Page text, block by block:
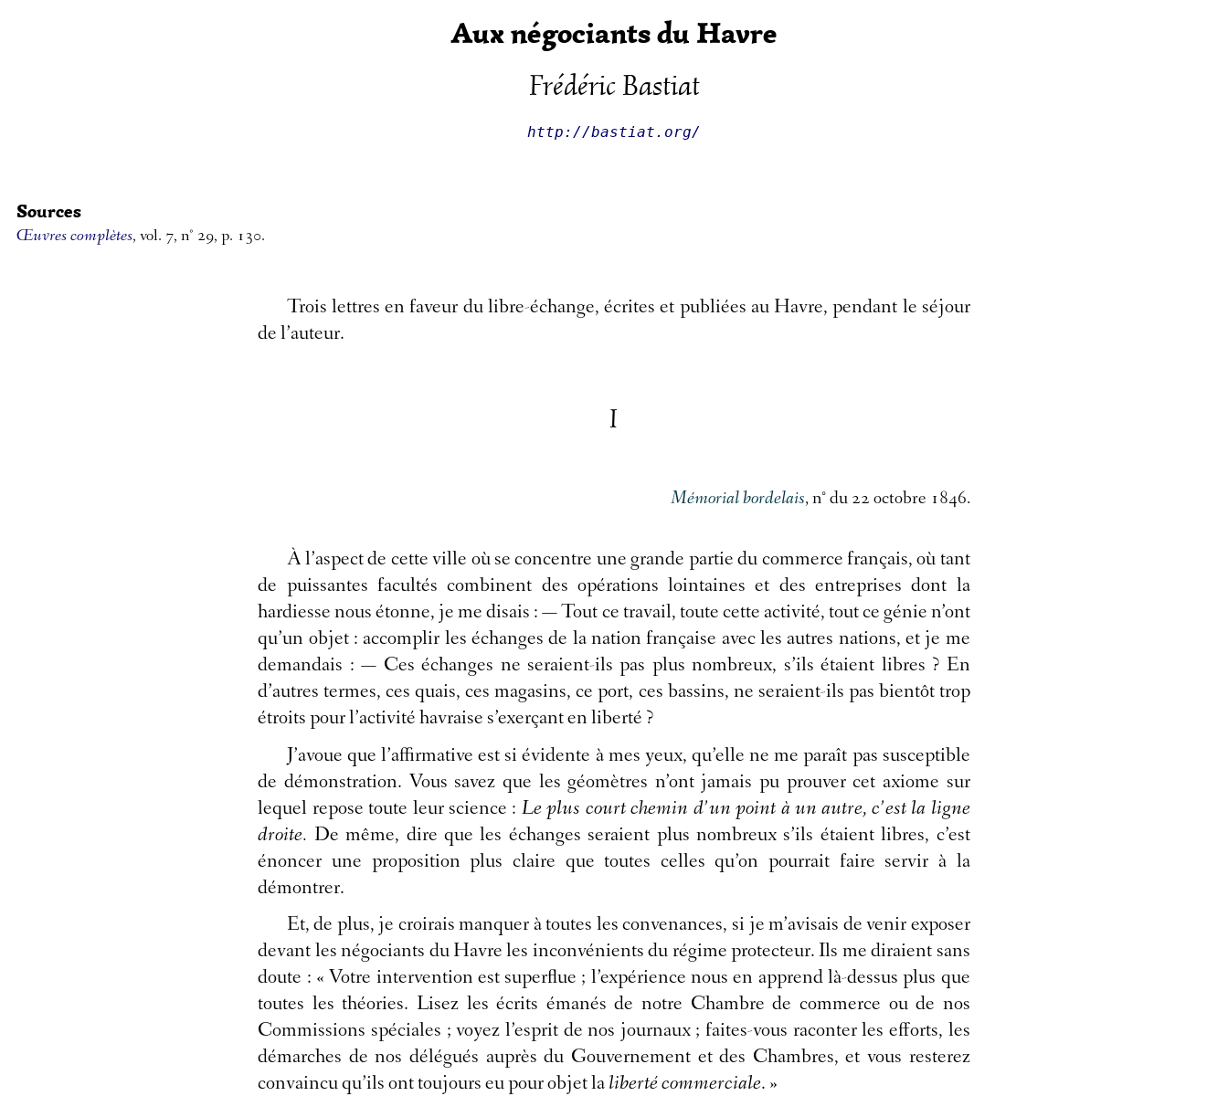
Aux négociants du Havre
Frédéric Bastiat
http://bastiat.org/
Sources
Œuvres complètes, vol. 7, n° 29, p. 130.
Trois lettres en faveur du libre-échange, écrites et publiées au Havre, pendant le séjour
de l’auteur.
I
Mémorial bordelais, n° du 22 octobre 1846.
À l’aspect de cette ville où se concentre une grande partie du commerce français, où tant
de puissantes facultés combinent des opérations lointaines et des entreprises dont la
hardiesse nous étonne, je me disais : — Tout ce travail, toute cette activité, tout ce génie n’ont
qu’un objet : accomplir les échanges de la nation française avec les autres nations, et je me
demandais : — Ces échanges ne seraient-ils pas plus nombreux, s’ils étaient libres ? En
d’autres termes, ces quais, ces magasins, ce port, ces bassins, ne seraient-ils pas bientôt trop
étroits pour l’activité havraise s’exerçant en liberté ?
J’avoue que l’affirmative est si évidente à mes yeux, qu’elle ne me paraît pas susceptible
de démonstration. Vous savez que les géomètres n’ont jamais pu prouver cet axiome sur
lequel repose toute leur science : Le plus court chemin d’un point à un autre, c’est la ligne
droite. De même, dire que les échanges seraient plus nombreux s’ils étaient libres, c’est
énoncer une proposition plus claire que toutes celles qu’on pourrait faire servir à la
démontrer.
Et, de plus, je croirais manquer à toutes les convenances, si je m’avisais de venir exposer
devant les négociants du Havre les inconvénients du régime protecteur. Ils me diraient sans
doute : « Votre intervention est superflue ; l’expérience nous en apprend là-dessus plus que
toutes les théories. Lisez les écrits émanés de notre Chambre de commerce ou de nos
Commissions spéciales ; voyez l’esprit de nos journaux ; faites-vous raconter les efforts, les
démarches de nos délégués auprès du Gouvernement et des Chambres, et vous resterez
convaincu qu’ils ont toujours eu pour objet la liberté commerciale. »